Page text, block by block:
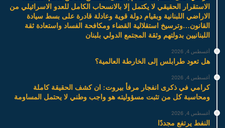
الاستقرار الحقيقي لا يكتمل إلا بالانسحاب الكامل للعدو الاسرائيلي من
الاراضي اللبنانية وبقيام دولة قوية وعادلة قادرة على بسط سيادة
القانون…وترسيخ استقلالية القضاء ومكافحة الفساد واستعادة ثقة
اللبنانيين بدولتهم وثقة المجتمع الدولي بلبنان
أغسطس 4, 2026
هل تعود طرابلس إلى الخارطة العالمية؟
أغسطس 4, 2026
كرامي في ذكرى انفجار مرفأ بيروت: ان كشف الحقيقة كاملة
ومحاسبة كل من تثبت مسؤوليته هو واجب وطني لا يحتمل المساومة
أغسطس 4, 2026
النفط يرتفع مجددًا